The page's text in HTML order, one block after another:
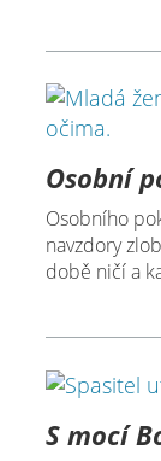
Osobní
Osobního
navzdory
době ničí a
S mocí